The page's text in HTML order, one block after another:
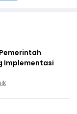
Implementasi